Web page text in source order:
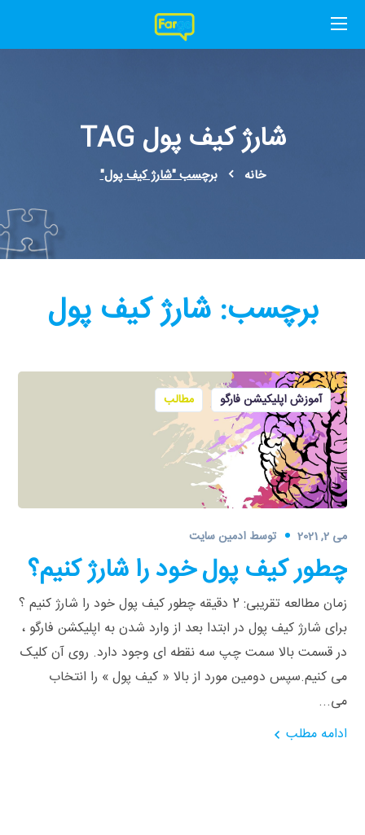
شارژ کیف پول TAG
خانه برچسب "شارژ کیف پول"
برچسب:شارژ کیف پول
آموزش اپلیکیشن فارگو مطالب
می 2, 2021 توسطادمین سایت
چطور کیف پول خود را شارژ کنیم؟
زمان مطالعه تقریبی: 2 دقیقه چطور کیف پول خود را شارژ کنیم ؟
برای شارژ کیف پول در ابتدا بعد از وارد شدن به اپلیکشن فارگو ،
در قسمت بالا سمت چپ سه نقطه ‌ای وجود دارد. روی آن کلیک
می‌ کنیم.سپس دومین مورد از بالا « کیف پول » را انتخاب
می‌...
ادامه مطلب